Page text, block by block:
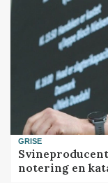
GRISE
notering en